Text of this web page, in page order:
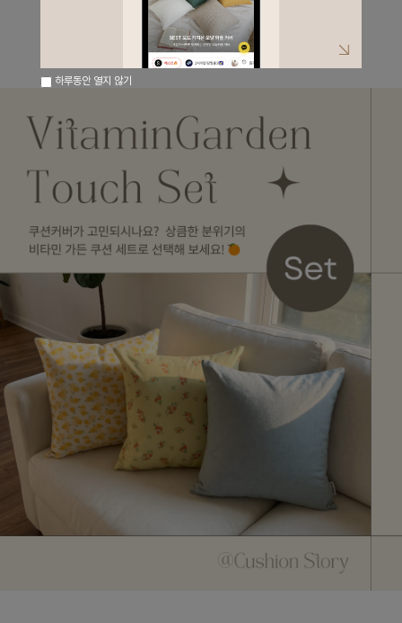
하루동안 열지 않기